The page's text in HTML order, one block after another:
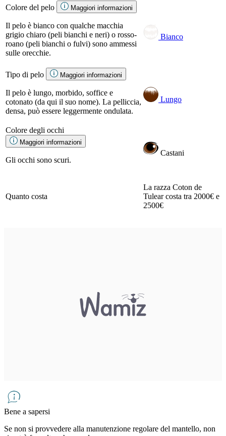
Colore del pelo
Maggiori informazioni
Il pelo è bianco con qualche macchia
grigio chiaro (peli bianchi e neri) o rosso-
roano (peli bianchi o fulvi) sono ammessi
sulle orecchie.
Bianco
Tipo di pelo Maggiori informazioni
Il pelo è lungo, morbido, soffice e
cotonato (da qui il suo nome). La pelliccia,
densa, può essere leggermente ondulata.
Lungo
Colore degli occhi
Maggiori informazioni
Gli occhi sono scuri.
Castani
Quanto costa
La razza Coton de
Tulear costa tra 2000€ e
2500€
Bene a sapersi
Se non si provvedere alla manutenzione regolare del mantello, non